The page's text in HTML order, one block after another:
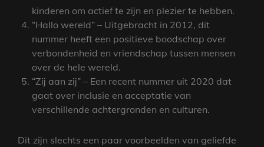
kinderen om actief te zijn en plezier te hebben.
“Hallo wereld” – Uitgebracht in 2012, dit
nummer heeft een positieve boodschap over
verbondenheid en vriendschap tussen mensen
over de hele wereld.
“Zij aan zij” – Een recent nummer uit 2020 dat
gaat over inclusie en acceptatie van
verschillende achtergronden en culturen.
Dit zijn slechts een paar voorbeelden van geliefde